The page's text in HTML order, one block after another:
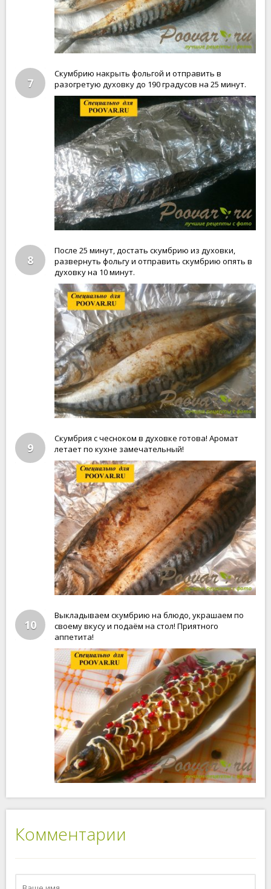
7
Скумбрию накрыть фольгой и отправить в
разогретую духовку до 190 градусов на 25 минут.
8
После 25 минут, достать скумбрию из духовки,
развернуть фольгу и отправить скумбрию опять в
духовку на 10 минут.
9
Скумбрия с чесноком в духовке готова! Аромат
летает по кухне замечательный!
10
Выкладываем скумбрию на блюдо, украшаем по
своему вкусу и подаём на стол! Приятного
аппетита!
Комментарии